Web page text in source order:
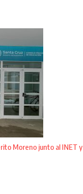
Moreno junto al INET y